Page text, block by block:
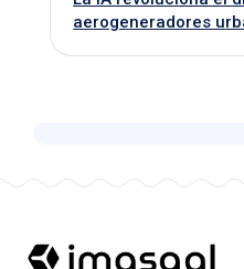
aerogeneradores